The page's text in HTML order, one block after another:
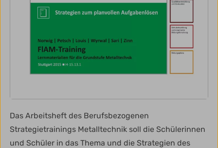
Das Arbeitsheft des Berufsbezogenen
Strategietrainings Metalltechnik soll die Schülerinnen
und Schüler in das Thema und die Strategien des